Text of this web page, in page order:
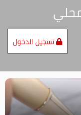
تسجيل الدخول